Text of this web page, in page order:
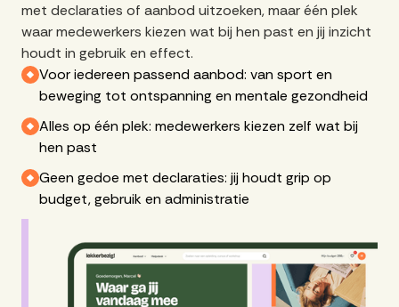
met declaraties of aanbod uitzoeken, maar één plek
waar medewerkers kiezen wat bij hen past en jij inzicht
houdt in gebruik en effect.
Voor iedereen passend aanbod: van sport en
beweging tot ontspanning en mentale gezondheid
Alles op één plek: medewerkers kiezen zelf wat bij
hen past
Geen gedoe met declaraties: jij houdt grip op
budget, gebruik en administratie